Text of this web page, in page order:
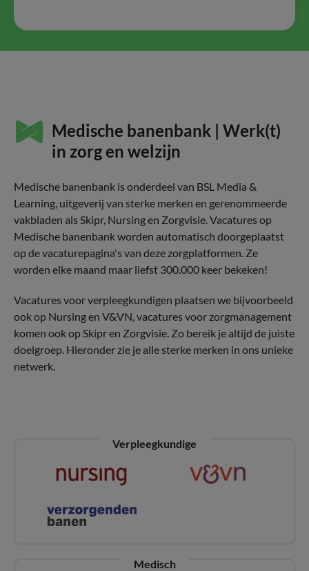
Medische banenbank | Werk(t)
in zorg en welzijn
Medische banenbank is onderdeel van BSL Media &
Learning, uitgeverij van sterke merken en gerenommeerde
vakbladen als Skipr, Nursing en Zorgvisie. Vacatures op
Medische banenbank worden automatisch doorgeplaatst
op de vacaturepagina's van deze zorgplatformen. Ze
worden elke maand maar liefst 300.000 keer bekeken!
Vacatures voor verpleegkundigen plaatsen we bijvoorbeeld
ook op Nursing en V&VN, vacatures voor zorgmanagement
komen ook op Skipr en Zorgvisie. Zo bereik je altijd de juiste
doelgroep. Hieronder zie je alle sterke merken in ons unieke
netwerk.
Verpleegkundige
Medisch